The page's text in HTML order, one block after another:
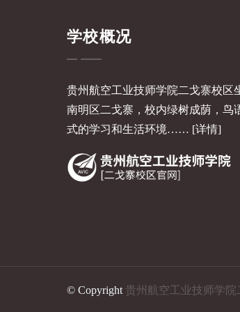
学校概况
贵州航空工业技师学院二戈寨校区
南明区二戈寨，校内绿树成荫，鸟
式的学习和生活环境…… [详情]
© Copyright贵州航空工业技师学院